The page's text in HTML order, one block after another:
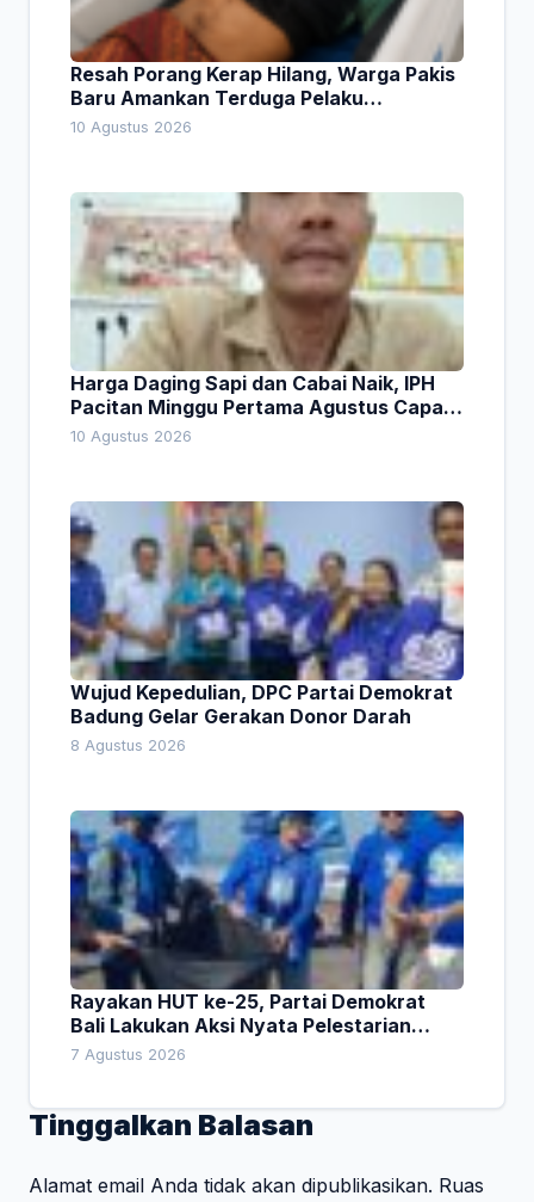
Resah Porang Kerap Hilang, Warga Pakis
Baru Amankan Terduga Pelaku
Pencurian
10 Agustus 2026
Harga Daging Sapi dan Cabai Naik, IPH
Pacitan Minggu Pertama Agustus Capai
1,66 Persen. Ini Penjelasan Kabag Ayub
10 Agustus 2026
Wujud Kepedulian, DPC Partai Demokrat
Badung Gelar Gerakan Donor Darah
8 Agustus 2026
Rayakan HUT ke-25, Partai Demokrat
Bali Lakukan Aksi Nyata Pelestarian
Lingkungan
7 Agustus 2026
Tinggalkan Balasan
Alamat email Anda tidak akan dipublikasikan. Ruas